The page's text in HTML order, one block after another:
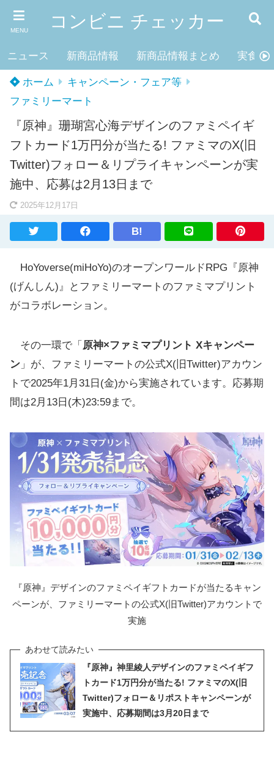
MENU コンビニ チェッカー
ニュース 新商品情報 新商品情報まとめ 実食レ
ホーム
キャンペーン・フェア等
ファミリーマート
『原神』珊瑚宮心海デザインのファミペイギ
フトカード1万円分が当たる! ファミマのX(旧
Twitter)フォロー＆リプライキャンペーンが実
施中、応募は2月13日まで
2025年12月17日
B!
HoYoverse(miHoYo)のオープンワールドRPG『原神
(げんしん)』とファミリーマートのファミマプリント
がコラボレーション。
その一環で「 原神×ファミマプリント Xキャンペー
ン 」が、ファミリーマートの公式X(旧Twitter)アカウン
トで2025年1月31日(金)から実施されています。応募期
間は2月13日(木)23:59まで。
『原神』デザインのファミペイギフトカードが当たるキャン
ペーンが、ファミリーマートの公式X(旧Twitter)アカウントで
実施
『原神』神里綾人デザインのファミペイギフ
トカード1万円分が当たる! ファミマのX(旧
Twitter)フォロー＆リポストキャンペーンが
実施中、応募期間は3月20日まで